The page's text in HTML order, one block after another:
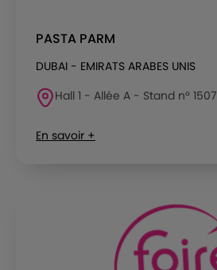
PASTA PARM
DUBAI - EMIRATS ARABES UNIS
Hall 1 - Allée A - Stand n° 1507
En savoir +